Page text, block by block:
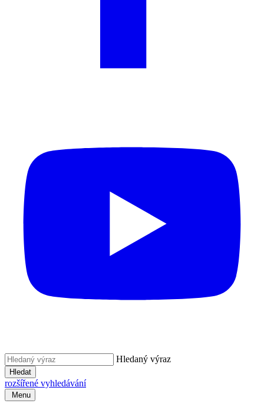
Hledaný výraz
Hledat
rozšířené vyhledávání
Menu